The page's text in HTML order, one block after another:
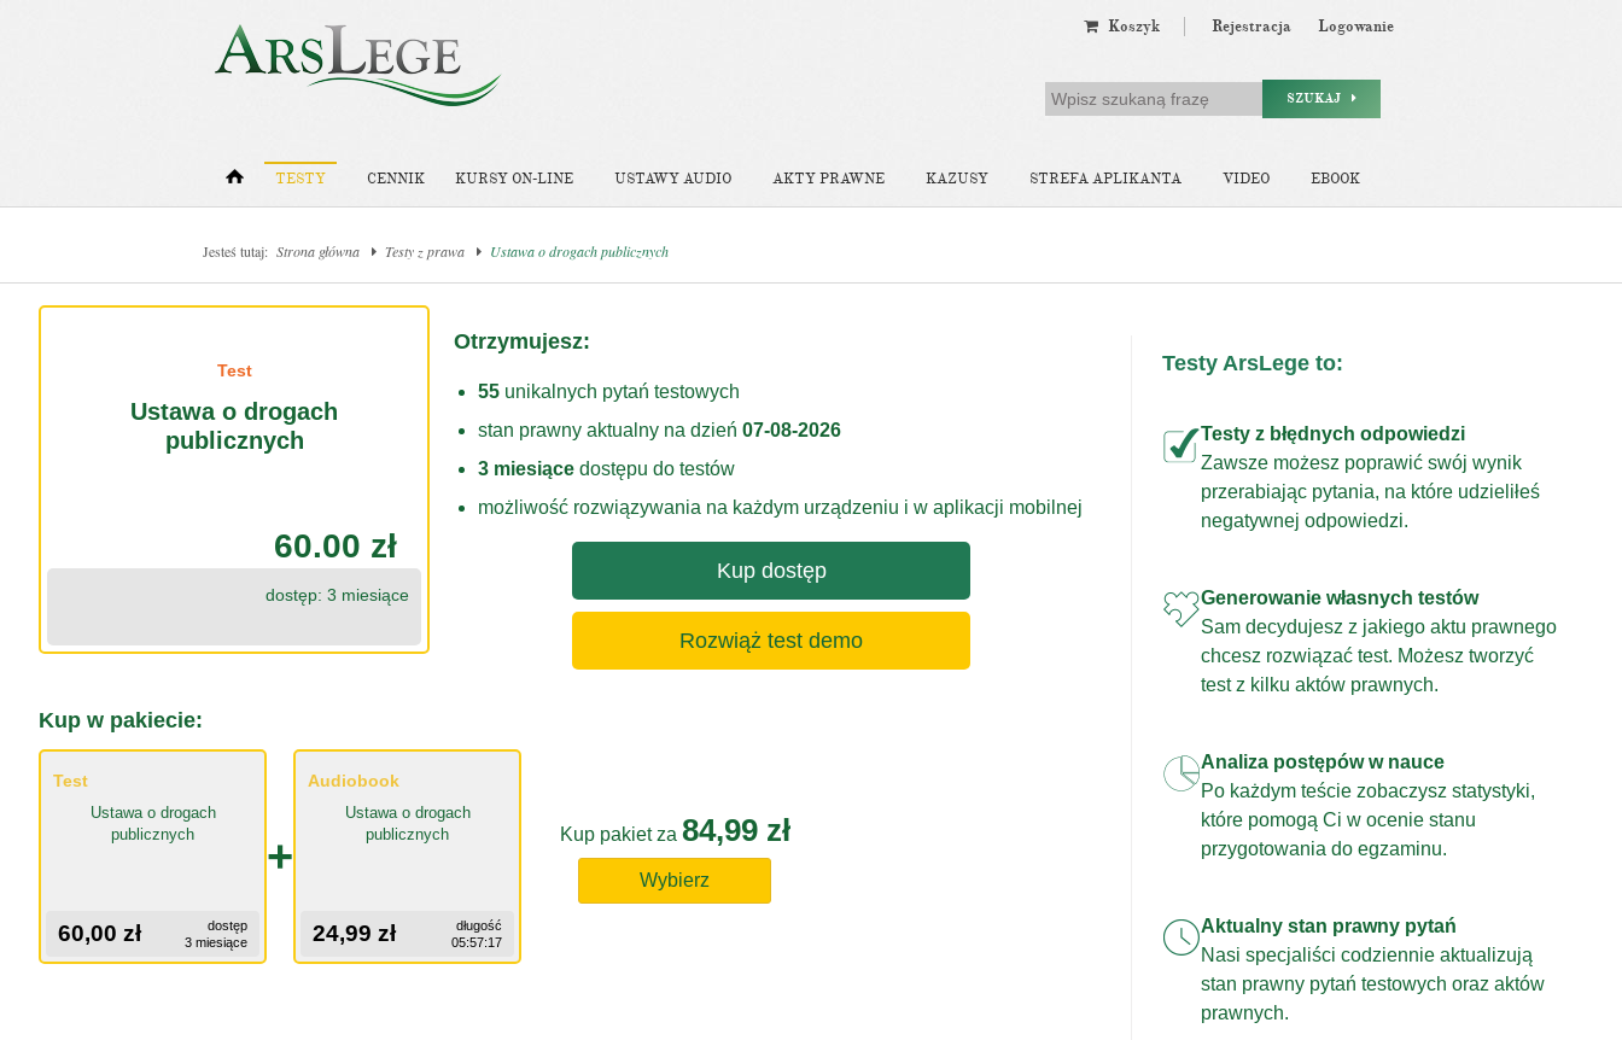
Koszyk Rejestracja Logowanie
SZUKAJ
TESTY CENNIK KURSY ON-LINE USTAWY AUDIO AKTY PRAWNE KAZUSY STREFA APLIKANTA VIDEO EBOOK
Jesteś tutaj: Strona główna Testy z prawa Ustawa o drogach publicznych
Test
Ustawa o drogach
publicznych
60.00 zł
dostęp: 3 miesiące
Otrzymujesz:
55 unikalnych pytań testowych
stan prawny aktualny na dzień 07-08-2026
3 miesiące dostępu do testów
możliwość rozwiązywania na każdym urządzeniu i w aplikacji mobilnej
Kup dostęp
Rozwiąż test demo
Kup w pakiecie:
Test
Ustawa o drogach
publicznych
60,00 zł
dostęp
3 miesiące
+
Audiobook
Ustawa o drogach
publicznych
24,99 zł
długość
05:57:17
Kup pakiet za 84,99 zł
Wybierz
Testy ArsLege to:
Testy z błędnych odpowiedzi
Zawsze możesz poprawić swój wynik
przerabiając pytania, na które udzieliłeś
negatywnej odpowiedzi.
Generowanie własnych testów
Sam decydujesz z jakiego aktu prawnego
chcesz rozwiązać test. Możesz tworzyć
test z kilku aktów prawnych.
Analiza postępów w nauce
Po każdym teście zobaczysz statystyki,
które pomogą Ci w ocenie stanu
przygotowania do egzaminu.
Aktualny stan prawny pytań
Nasi specjaliści codziennie aktualizują
stan prawny pytań testowych oraz aktów
prawnych.